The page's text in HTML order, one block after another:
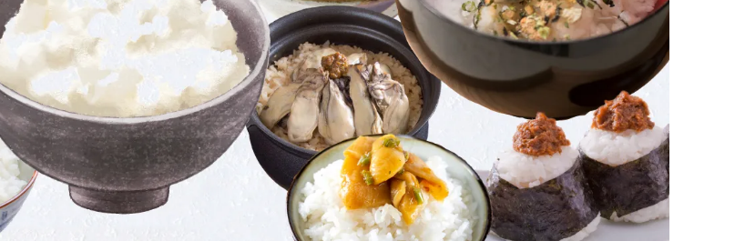
牡蠣味噌 贈答品
おかず おつまみ
冷蔵品 冷凍品